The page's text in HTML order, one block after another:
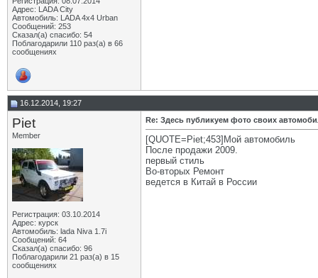
Адрес: LADA City
Автомобиль: LADA 4x4 Urban
Сообщений: 253
Сказал(а) спасибо: 54
Поблагодарили 110 раз(а) в 66
сообщениях
16.12.2014, 19:27
Piet
Member
Регистрация: 03.10.2014
Адрес: курск
Автомобиль: lada Niva 1.7i
Сообщений: 64
Сказал(а) спасибо: 96
Поблагодарили 21 раз(а) в 15
сообщениях
Re: Здесь публикуем фото своих
[QUOTE=Piet;453]Мой автомобиль
После продажи 2009.
первый стиль
Во-вторых Ремонт
ведется в Китай в России